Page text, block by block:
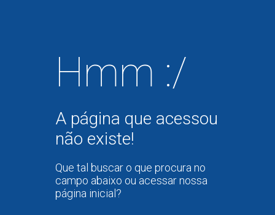
Hmm :/
A página que acessou
não existe!
Que tal buscar o que procura no
campo abaixo ou acessar nossa
página inicial?